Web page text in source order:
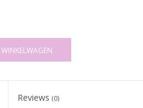
Reviews (0)